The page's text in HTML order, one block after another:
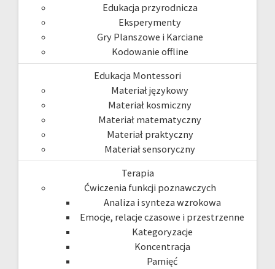
Edukacja przyrodnicza
Eksperymenty
Gry Planszowe i Karciane
Kodowanie offline
Edukacja Montessori
Materiał językowy
Materiał kosmiczny
Materiał matematyczny
Materiał praktyczny
Materiał sensoryczny
Terapia
Ćwiczenia funkcji poznawczych
Analiza i synteza wzrokowa
Emocje, relacje czasowe i przestrzenne
Kategoryzacje
Koncentracja
Pamięć